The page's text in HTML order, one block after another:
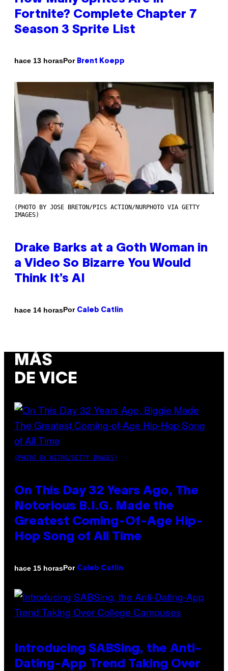
Fortnite? Complete Chapter 7
Season 3 Sprite List
hace 13 horasPor Brent Koepp
(PHOTO BY JOSE BRETON/PICS ACTION/NURPHOTO VIA GETTY
IMAGES)
Drake Barks at a Goth Woman in
a Video So Bizarre You Would
Think It’s AI
hace 14 horasPor Caleb Catlin
MÁS
DE VICE
(PHOTO BY NITRO/GETTY IMAGES)
On This Day 32 Years Ago, The
Notorious B.I.G. Made the
Greatest Coming-Of-Age Hip-
Hop Song of All Time
hace 15 horasPor Caleb Catlin
Introducing SABSing, the Anti-
Dating-App Trend Taking Over